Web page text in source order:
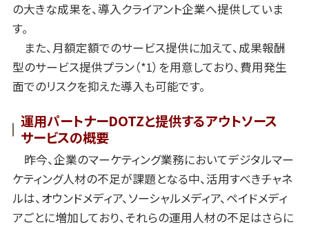
の大きな成果を、導入クライアント企業へ提供していま
す。
また、月額定額でのサービス提供に加えて、成果報酬
型のサービス提供プラン（*1）を用意しており、費用発生
面でのリスクを抑えた導入も可能です。
運用パートナーDOTZと提供するアウトソース
サービスの概要
昨今、企業のマーケティング業務においてデジタルマー
ケティング人材の不足が課題となる中、活用すべきチャネ
ルは、オウンドメディア、ソーシャルメディア、ペイドメディ
アごとに増加しており、それらの運用人材の不足はさらに